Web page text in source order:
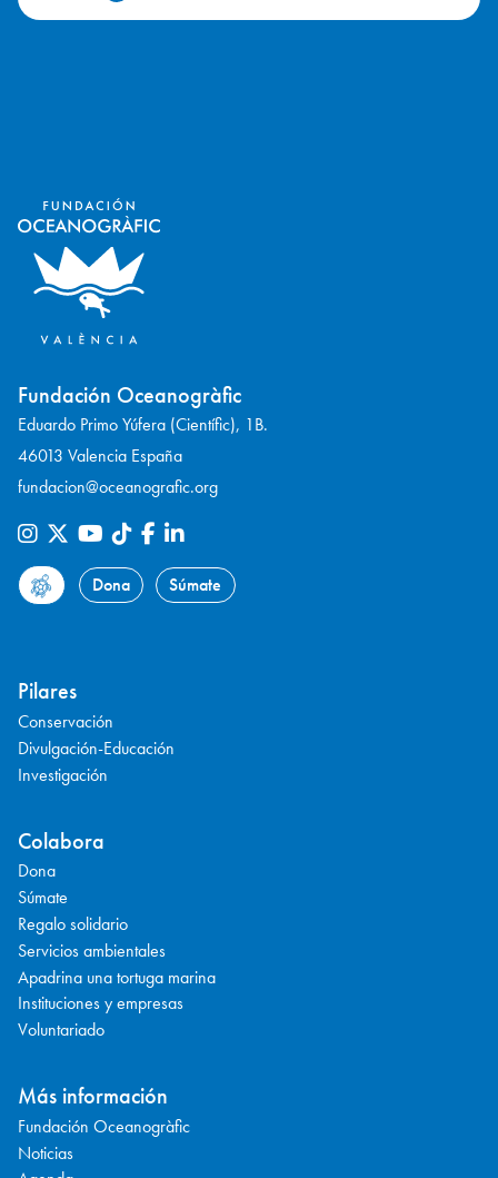
Fundación Oceanogràfic
Eduardo Primo Yúfera (Científic), 1B.
46013 Valencia España
fundacion@oceanografic.org
Dona Súmate
Pilares
Conservación
Divulgación-Educación
Investigación
Colabora
Dona
Súmate
Regalo solidario
Servicios ambientales
Apadrina una tortuga marina
Instituciones y empresas
Voluntariado
Más información
Fundación Oceanogràfic
Noticias